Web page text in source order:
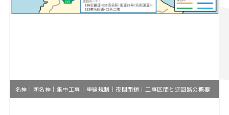
名神｜新名神｜集中工事｜車線規制｜夜間閉鎖｜工事区間と迂回路の概要